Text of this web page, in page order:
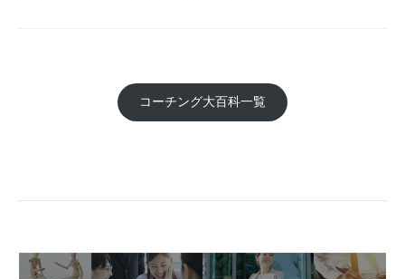
コーチング大百科一覧